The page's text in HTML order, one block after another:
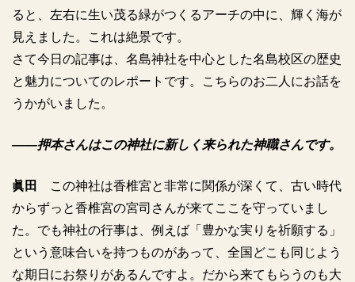
ると、左右に生い茂る緑がつくるアーチの中に、輝く海が
見えました。これは絶景です。
さて今日の記事は、名島神社を中心とした名島校区の歴史
と魅力についてのレポートです。こちらのお二人にお話を
うかがいました。
――押本さんはこの神社に新しく来られた神職さんです。
眞田
この神社は香椎宮と非常に関係が深くて、古い時代
からずっと香椎宮の宮司さんが来てここを守っていまし
た。でも神社の行事は、例えば「豊かな実りを祈願する」
という意味合いを持つものがあって、全国どこも同じよう
な期日にお祭りがあるんですよ。だから来てもらうのも大